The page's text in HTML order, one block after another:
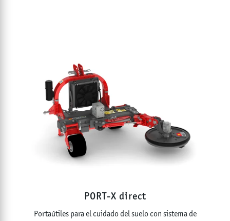
PORT-X direct
Portaútiles para el cuidado del suelo con sistema de